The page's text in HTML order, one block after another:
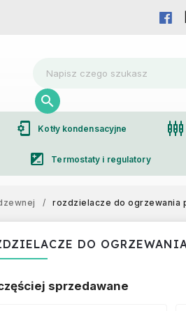
phonelink_setup Kotły kondensacyjne settings_input_component
iso Termostaty i regulatory
/ rozdzielacze do ogrzewania
DO
sprzedawane